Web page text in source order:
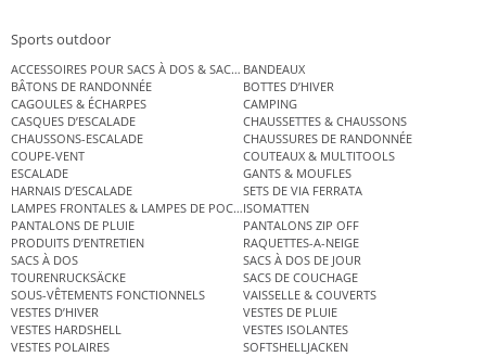
Sports outdoor
ACCESSOIRES POUR SACS À DOS & SACS ÉTANCHES
BANDEAUX
BÂTONS DE RANDONNÉE
BOTTES D’HIVER
CAGOULES & ÉCHARPES
CAMPING
CASQUES D’ESCALADE
CHAUSSETTES & CHAUSSONS
CHAUSSONS-ESCALADE
CHAUSSURES DE RANDONNÉE
COUPE-VENT
COUTEAUX & MULTITOOLS
ESCALADE
GANTS & MOUFLES
HARNAIS D’ESCALADE
SETS DE VIA FERRATA
LAMPES FRONTALES & LAMPES DE POCHEISOMATTEN
PANTALONS DE PLUIE
PANTALONS ZIP OFF
PRODUITS D’ENTRETIEN
RAQUETTES-A-NEIGE
SACS À DOS
SACS À DOS DE JOUR
TOURENRUCKSÄCKE
SACS DE COUCHAGE
SOUS-VÊTEMENTS FONCTIONNELS
VAISSELLE & COUVERTS
VESTES D’HIVER
VESTES DE PLUIE
VESTES HARDSHELL
VESTES ISOLANTES
VESTES POLAIRES
SOFTSHELLJACKEN